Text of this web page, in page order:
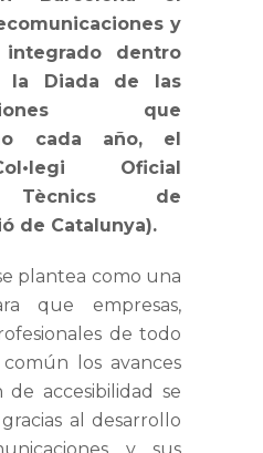
y
integrado dentro
la Diada de las
que
cada año, el
Oficial
Tècnics de
de Catalunya).
plantea como una
que empresas,
de todo
los avances
accesibilidad se
al desarrollo